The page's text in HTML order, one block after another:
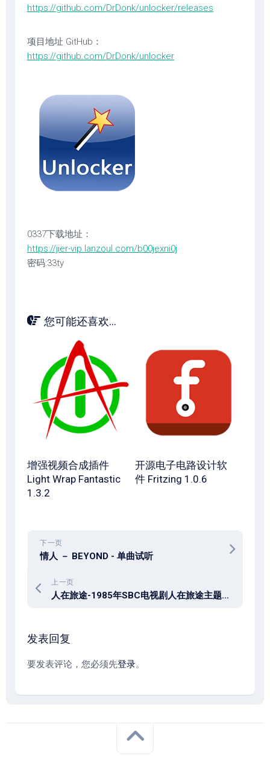
https://github.com/DrDonk/unlocker/releases
项目地址 GitHub：
https://github.com/DrDonk/unlocker
0337下载地址：
https://jier-vip.lanzoul.com/b00jexni0j
密码:33ty
您可能还喜欢...
增强视频合成插件
Light Wrap Fantastic
1.3.2
开源电子电路设计软
件 Fritzing 1.0.6
下一页
情人 － BEYOND - 单曲试听
上一页
人在旅途-1985年SBC电视剧人在旅途主题曲-单曲试听
发表回复
要发表评论，您必须先登录。